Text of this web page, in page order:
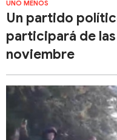
UNO MENOS
Un partido
participará de
noviembre